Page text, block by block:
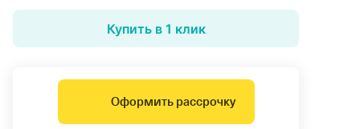
Купить в 1 клик
Оформить рассрочку